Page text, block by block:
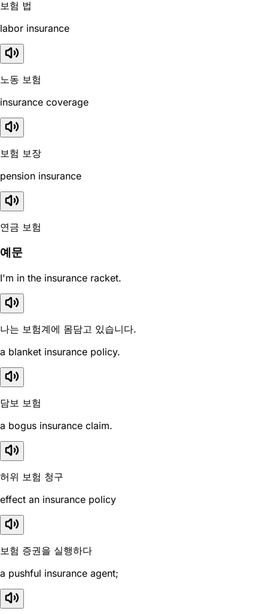
보험 법
labor insurance
노동 보험
insurance coverage
보험 보장
pension insurance
연금 보험
예문
I'm in the insurance racket.
나는 보험계에 몸담고 있습니다.
a blanket insurance policy.
담보 보험
a bogus insurance claim.
허위 보험 청구
effect an insurance policy
보험 증권을 실행하다
a pushful insurance agent;